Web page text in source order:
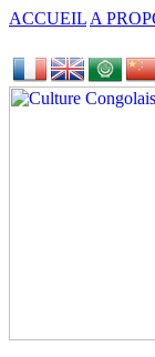
ACCUEIL A